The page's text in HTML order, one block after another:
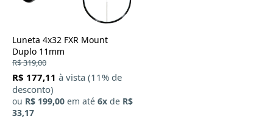
Luneta 4x32 FXR Mount
Duplo 11mm
R$ 319,00
R$ 177,11 à vista (11% de
desconto)
ou R$ 199,00 em até 6x de R$
33,17